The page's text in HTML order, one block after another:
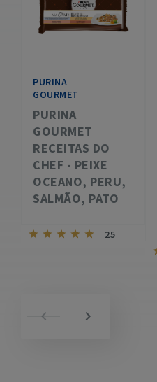
PURINA
GOURMET
PURINA
GOURMET
RECEITAS DO
CHEF - PEIXE
OCEANO, PERU,
SALMÃO, PATO
25